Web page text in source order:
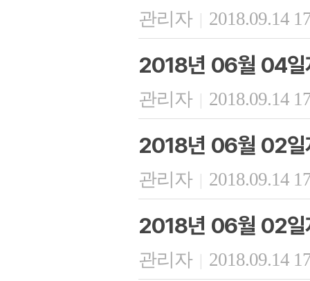
관리자 | 2018.09.14
2018년 06월 04일
관리자 | 2018.09.14
2018년 06월 02일
관리자 | 2018.09.14
2018년 06월 02일
관리자 | 2018.09.14